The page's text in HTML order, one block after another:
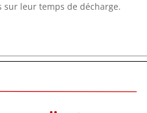
sur leur temps de décharge.